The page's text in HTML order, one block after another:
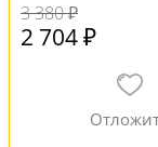
3 380 ₽
2 704 ₽